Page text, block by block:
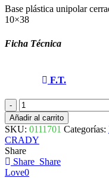
Base plástica unipolar
10×38
Ficha Técnica
F.T.
BASE
PORTAFUSIBLES
CERRADA
CILÍNDRICA
ZRM-
0
0111701
Añadir al carrito
SKU: 0111701 Categorías:
CRADY
Share
Share Share
Love0